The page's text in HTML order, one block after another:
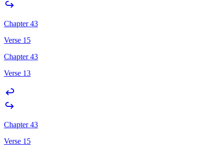
Chapter 43
Verse 15
Chapter 43
Verse 13
Chapter 43
Verse 15